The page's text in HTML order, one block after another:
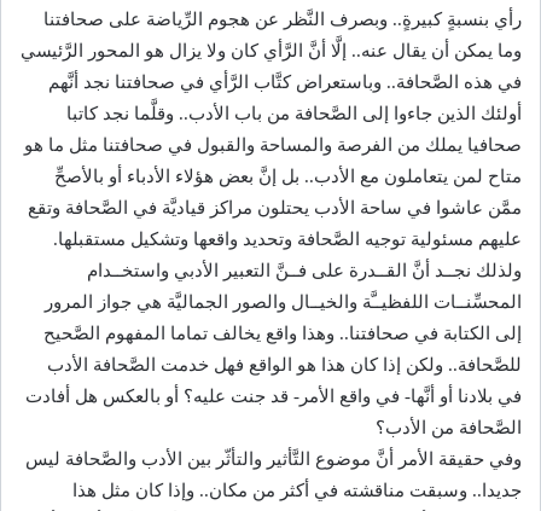
رأي بنسبةٍ كبيرةٍ.. وبصرف النَّظر عن هجوم الرِّياضة على صحافتنا
وما يمكن أن يقال عنه.. إلَّا أنَّ الرَّأي كان ولا يزال هو المحور الرَّئيسي
في هذه الصَّحافة.. وباستعراض كتَّاب الرَّأي في صحافتنا نجد أنَّهم
أولئك الذين جاءوا إلى الصَّحافة من باب الأدب.. وقلَّما نجد كاتبا
صحافيا يملك من الفرصة والمساحة والقبول في صحافتنا مثل ما هو
متاح لمن يتعاملون مع الأدب.. بل إنَّ بعض هؤلاء الأدباء أو بالأصحِّ
ممَّن عاشوا في ساحة الأدب يحتلون مراكز قياديَّة في الصَّحافة وتقع
عليهم مسئولية توجيه الصَّحافة وتحديد واقعها وتشكيل مستقبلها.
ولذلك نجــد أنَّ القــدرة على فــنَّ التعبير الأدبي واستخــدام
المحسِّنــات اللفظيــَّة والخيــال والصور الجماليَّة هي جواز المرور
إلى الكتابة في صحافتنا.. وهذا واقع يخالف تماما المفهوم الصَّحيح
للصَّحافة.. ولكن إذا كان هذا هو الواقع فهل خدمت الصَّحافة الأدب
في بلادنا أو أنَّها- في واقع الأمر- قد جنت عليه؟ أو بالعكس هل أفادت
الصَّحافة من الأدب؟
وفي حقيقة الأمر أنَّ موضوع التَّأثير والتأثّر بين الأدب والصَّحافة ليس
جديدا.. وسبقت مناقشته في أكثر من مكان.. وإذا كان مثل هذا